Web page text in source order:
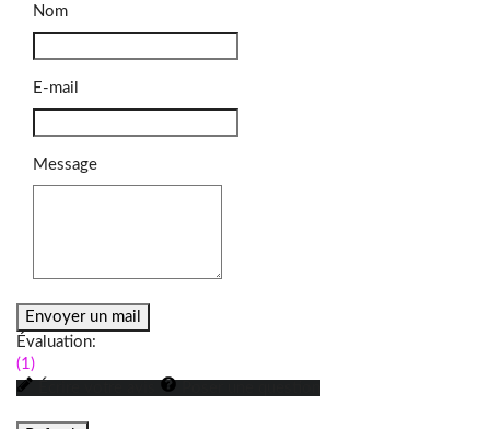
Nom
E-mail
Message
Envoyer un mail
Évaluation:
(1)